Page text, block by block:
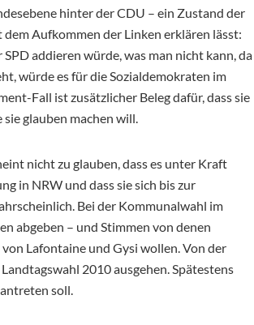
hinter der CDU – ein Zustand der
Aufkommen der Linken erklären lässt:
addieren würde, was man nicht kann, da
würde es für die Sozialdemokraten im
Fall ist zusätzlicher Beleg dafür, dass sie
glauben machen will.
nicht zu glauben, dass es unter Kraft
in NRW und dass sie sich bis zur
Bei der Kommunalwahl im
abgeben – und Stimmen von denen
Lafontaine und Gysi wollen. Von der
2010 ausgehen. Spätestens
soll.